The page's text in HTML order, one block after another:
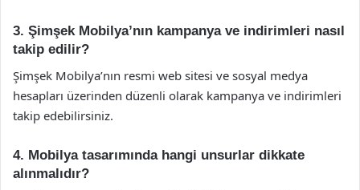
3. Şimşek Mobilya’nın kampanya ve indirimleri nasıl
takip edilir?
Şimşek Mobilya’nın resmi web sitesi ve sosyal medya
hesapları üzerinden düzenli olarak kampanya ve indirimleri
takip edebilirsiniz.
4. Mobilya tasarımında hangi unsurlar dikkate
alınmalıdır?